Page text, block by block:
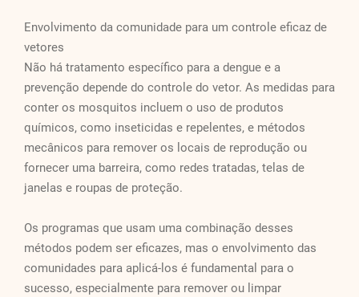
Envolvimento da comunidade para um controle eficaz de
vetores
Não há tratamento específico para a dengue e a
prevenção depende do controle do vetor. As medidas para
conter os mosquitos incluem o uso de produtos
químicos, como inseticidas e repelentes, e métodos
mecânicos para remover os locais de reprodução ou
fornecer uma barreira, como redes tratadas, telas de
janelas e roupas de proteção.
Os programas que usam uma combinação desses
métodos podem ser eficazes, mas o envolvimento das
comunidades para aplicá-los é fundamental para o
sucesso, especialmente para remover ou limpar